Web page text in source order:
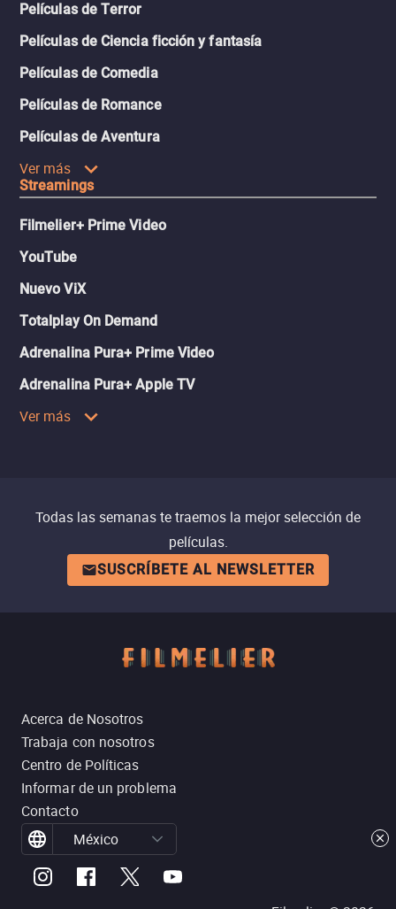
Películas de Terror
Películas de Ciencia ficción y fantasía
Películas de Comedia
Películas de Romance
Películas de Aventura
Ver más
Streamings
Filmelier+ Prime Video
YouTube
Nuevo ViX
Totalplay On Demand
Adrenalina Pura+ Prime Video
Adrenalina Pura+ Apple TV
Ver más
Todas las semanas te traemos la mejor selección de
películas.
SUSCRÍBETE AL NEWSLETTER
Acerca de Nosotros
Trabaja con nosotros
Centro de Políticas
Informar de un problema
Contacto
México